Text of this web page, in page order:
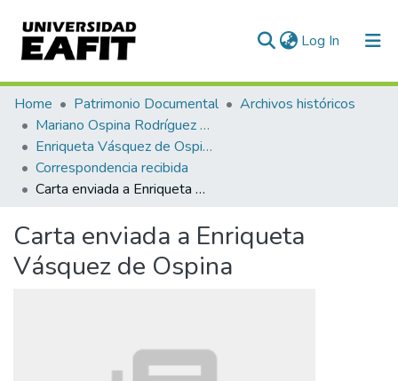
Log In (current)
Communities & Collections
All of DSpace
Statistics
Home Patrimonio Documental
Archivos históricos
Mariano Ospina Rodríguez (1826 -1912)
Enriqueta Vásquez de Ospina
Correspondencia recibida
Carta enviada a Enriqueta Vásquez de Ospina
Carta enviada a Enriqueta
Vásquez de Ospina